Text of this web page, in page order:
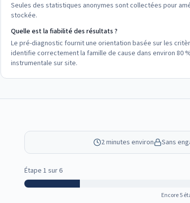
Seules des statistiques anonymes sont collectées pour
stockée.
Quelle est la fiabilité des résultats ?
Le pré-diagnostic fournit une orientation basée sur les
identifie correctement la famille de cause dans environ 80
instrumentale sur site.
2 minutes environ Sans
Étape 1 sur6
Encore 5